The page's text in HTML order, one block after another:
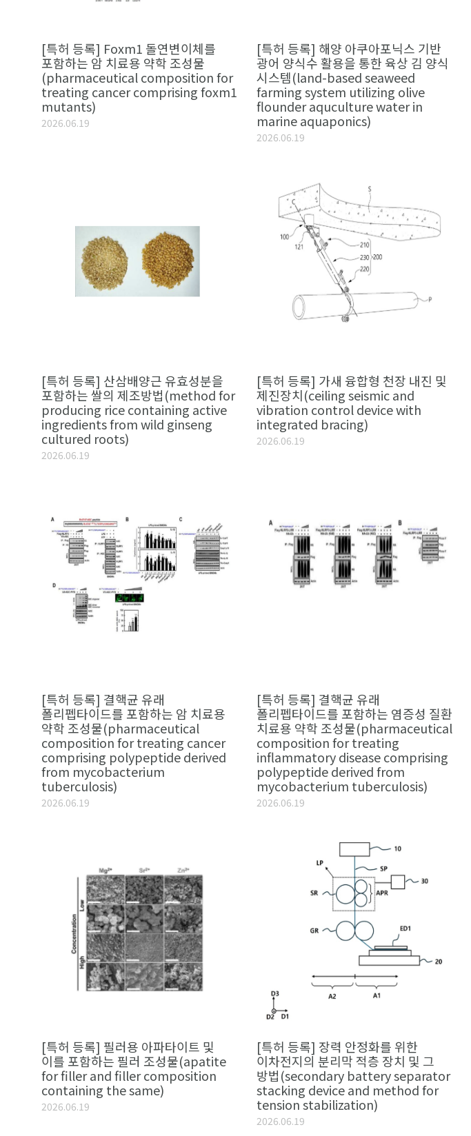
[특허 등록] Foxm1 돌연변이체를
포함하는 암 치료용 약학 조성물
(pharmaceutical composition for
treating cancer comprising foxm1
mutants)
2026.06.19
[특허 등록] 해양 아쿠아포닉스 기반
광어 양식수 활용을 통한 육상 김 양식
시스템(land-based seaweed
farming system utilizing olive
flounder aquculture water in
marine aquaponics)
2026.06.19
[특허 등록] 산삼배양근 유효성분을
포함하는 쌀의 제조방법(method for
producing rice containing active
ingredients from wild ginseng
cultured roots)
2026.06.19
[특허 등록] 가새 융합형 천장 내진 및
제진장치(ceiling seismic and
vibration control device with
integrated bracing)
2026.06.19
[특허 등록] 결핵균 유래
폴리펩타이드를 포함하는 암 치료용
약학 조성물(pharmaceutical
composition for treating cancer
comprising polypeptide derived
from mycobacterium
tuberculosis)
2026.06.19
[특허 등록] 결핵균 유래
폴리펩타이드를 포함하는 염증성 질환
치료용 약학 조성물(pharmaceutical
composition for treating
inflammatory disease comprising
polypeptide derived from
mycobacterium tuberculosis)
2026.06.19
[특허 등록] 필러용 아파타이트 및
이를 포함하는 필러 조성물(apatite
for filler and filler composition
containing the same)
2026.06.19
[특허 등록] 장력 안정화를 위한
이차전지의 분리막 적층 장치 및 그
방법(secondary battery separator
stacking device and method for
tension stabilization)
2026.06.19